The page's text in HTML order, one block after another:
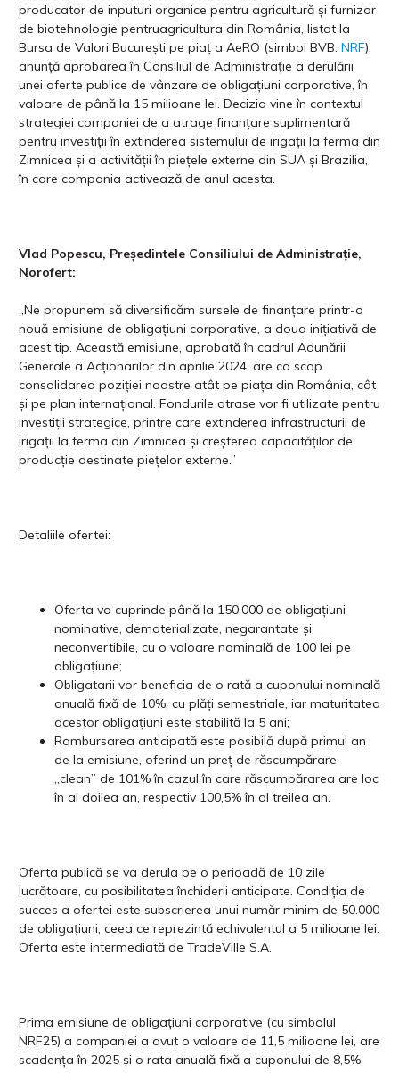
producator de inputuri organice pentru agricultură și furnizor
de biotehnologie pentruagricultura din România, listat la
Bursa de Valori București pe piaț a AeRO (simbol BVB: NRF),
anunță aprobarea în Consiliul de Administrație a derulării
unei oferte publice de vânzare de obligațiuni corporative, în
valoare de până la 15 milioane lei. Decizia vine în contextul
strategiei companiei de a atrage finanțare suplimentară
pentru investiții în extinderea sistemului de irigații la ferma din
Zimnicea și a activității în piețele externe din SUA și Brazilia,
în care compania activează de anul acesta.
Vlad Popescu, Președintele Consiliului de Administrație,
Norofert:
„Ne propunem să diversificăm sursele de finanțare printr-o
nouă emisiune de obligațiuni corporative, a doua inițiativă de
acest tip. Această emisiune, aprobată în cadrul Adunării
Generale a Acționarilor din aprilie 2024, are ca scop
consolidarea poziției noastre atât pe piața din România, cât
și pe plan internațional. Fondurile atrase vor fi utilizate pentru
investiții strategice, printre care extinderea infrastructurii de
irigații la ferma din Zimnicea și creșterea capacităților de
producție destinate piețelor externe.”
Detaliile ofertei:
Oferta va cuprinde până la 150.000 de obligațiuni
nominative, dematerializate, negarantate și
neconvertibile, cu o valoare nominală de 100 lei pe
obligațiune;
Obligatarii vor beneficia de o rată a cuponului nominală
anuală fixă de 10%, cu plăți semestriale, iar maturitatea
acestor obligațiuni este stabilită la 5 ani;
Rambursarea anticipată este posibilă după primul an
de la emisiune, oferind un preț de răscumpărare
„clean” de 101% în cazul în care răscumpărarea are loc
în al doilea an, respectiv 100,5% în al treilea an.
Oferta publică se va derula pe o perioadă de 10 zile
lucrătoare, cu posibilitatea închiderii anticipate. Condiția de
succes a ofertei este subscrierea unui număr minim de 50.000
de obligațiuni, ceea ce reprezintă echivalentul a 5 milioane lei.
Oferta este intermediată de TradeVille S.A.
Prima emisiune de obligaţiuni corporative (cu simbolul
NRF25) a companiei a avut o valoare de 11,5 milioane lei, are
scadența în 2025 și o rata anuală fixă a cuponului de 8,5%,